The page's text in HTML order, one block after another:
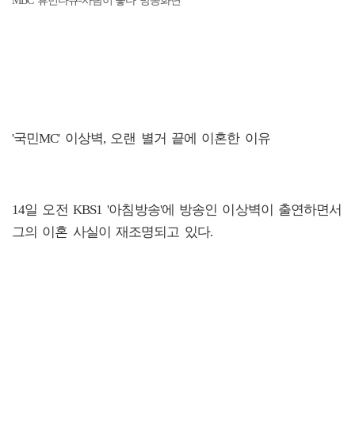
'국민MC' 이상벽, 오랜 별거 끝에 이혼한 이유
14일 오전 KBS1 '아침방송'에 방송인 이상벽이 출연하면서
그의 이혼 사실이 재조명되고 있다.